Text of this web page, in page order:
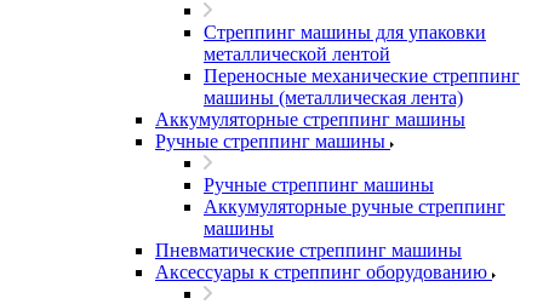
Стреппинг машины для упаковки
металлической лентой
Переносные механические стреппинг
машины (металлическая лента)
Аккумуляторные стреппинг машины
Ручные стреппинг машины
Ручные стреппинг машины
Аккумуляторные ручные стреппинг
машины
Пневматические стреппинг машины
Аксессуары к стреппинг оборудованию